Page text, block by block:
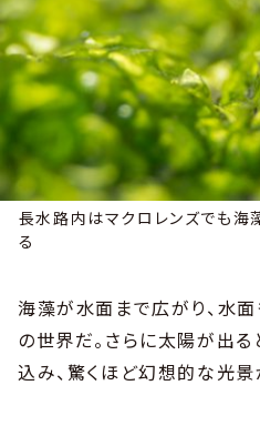
長水路内はマクロレンズでも海
る
海藻が水面まで広がり、水
の世界だ。さらに太陽が出
込み、驚くほど幻想的な光景